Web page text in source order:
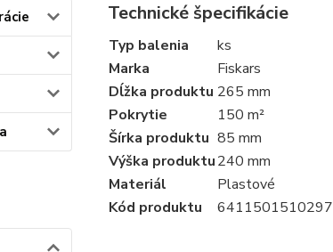
Technické špecifikácie
Typ balenia
ks
Marka
Fiskars
Dĺžka produktu 265 mm
Pokrytie
150 m²
Šírka produktu 85 mm
Výška produktu240 mm
Materiál
Plastové
Kód produktu
6411501510297